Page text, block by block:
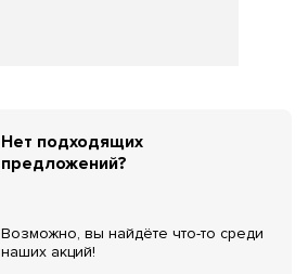
Нет подходящих
предложений?
Возможно, вы найдёте что-то среди
наших акций!